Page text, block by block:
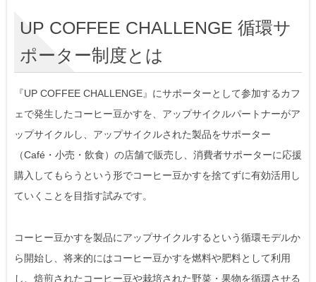
UP COFFEE CHALLENGE 循環サ
ポーター制度とは
『UP COFFEE CHALLENGE』にサポーターとして参加するカフ
ェで発生したコーヒー豆かすを、アップサイクルパートナーがア
ップサイクルし、アップサイクルされた製品をサポーター
（Café・小売・飲食）の店舗で販売し、消費者サポーターに応援
購入してもらうという形でコーヒー豆かすを捨てずに有効活用し
ていくことを目指す試みです。
コーヒー豆かすを製品にアップサイクルするという循環モデルか
ら開始し、将来的にはコーヒー豆かすを燃料や肥料として利用
し、焙煎されたコーヒー豆や栽培された野菜・果物を循環させる